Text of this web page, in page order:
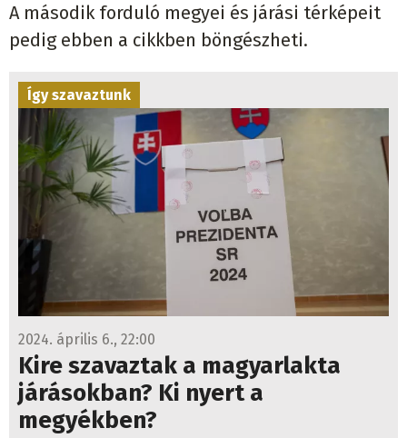
A második forduló megyei és járási térképeit
pedig ebben a cikkben böngészheti.
Így szavaztunk
2024. április 6., 22:00
Kire szavaztak a magyarlakta
járásokban? Ki nyert a
megyékben?